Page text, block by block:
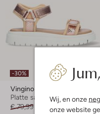
Wij, en onze
onze website
-30%
Vingino
Platte sandalen
€ 79,99
€ 55,99